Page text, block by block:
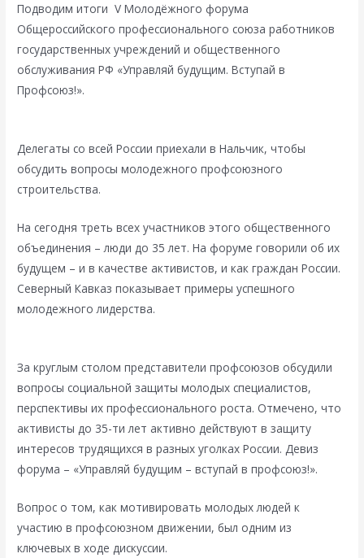
Подводим итоги V Молодёжного форума
Общероссийского профессионального союза работников
государственных учреждений и общественного
обслуживания РФ «Управляй будущим. Вступай в
Профсоюз!».
Делегаты со всей России приехали в Нальчик, чтобы
обсудить вопросы молодежного профсоюзного
строительства.
На сегодня треть всех участников этого общественного
объединения – люди до 35 лет. На форуме говорили об их
будущем – и в качестве активистов, и как граждан России.
Северный Кавказ показывает примеры успешного
молодежного лидерства.
За круглым столом представители профсоюзов обсудили
вопросы социальной защиты молодых специалистов,
перспективы их профессионального роста. Отмечено, что
активисты до 35-ти лет активно действуют в защиту
интересов трудящихся в разных уголках России. Девиз
форума – «Управляй будущим – вступай в профсоюз!».
Вопрос о том, как мотивировать молодых людей к
участию в профсоюзном движении, был одним из
ключевых в ходе дискуссии.